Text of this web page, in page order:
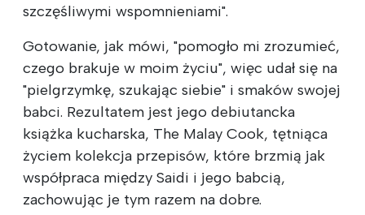
szczęśliwymi wspomnieniami".
Gotowanie, jak mówi, "pomogło mi zrozumieć,
czego brakuje w moim życiu", więc udał się na
"pielgrzymkę, szukając siebie" i smaków swojej
babci. Rezultatem jest jego debiutancka
książka kucharska, The Malay Cook, tętniąca
życiem kolekcja przepisów, które brzmią jak
współpraca między Saidi i jego babcią,
zachowując je tym razem na dobre.